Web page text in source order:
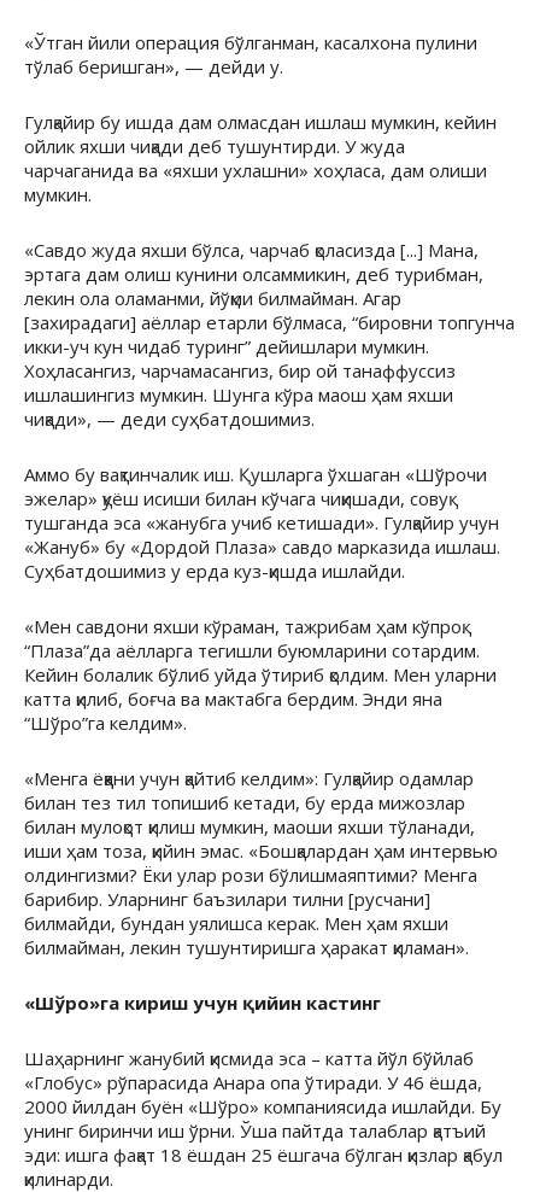
«Ўтган йили операция бўлганман, касалхона пулини
тўлаб беришган», — дейди у.
Гулқайир бу ишда дам олмасдан ишлаш мумкин, кейин
ойлик яхши чиқади деб тушунтирди. У жуда
чарчаганида ва «яхши ухлашни» хоҳласа, дам олиши
мумкин.
«Савдо жуда яхши бўлса, чарчаб қоласизда [...] Мана,
эртага дам олиш кунини олсаммикин, деб турибман,
лекин ола оламанми, йўқми билмайман. Агар
[захирадаги] аёллар етарли бўлмаса, “бировни топгунча
икки-уч кун чидаб туринг” дейишлари мумкин.
Хоҳласангиз, чарчамасангиз, бир ой танаффуссиз
ишлашингиз мумкин. Шунга кўра маош ҳам яхши
чиқади», — деди суҳбатдошимиз.
Аммо бу вақтинчалик иш. Қушларга ўхшаган «Шўрочи
эжелар» қуёш исиши билан кўчага чиқишади, совуқ
тушганда эса «жанубга учиб кетишади». Гулқайир учун
«Жануб» бу «Дордой Плаза» савдо марказида ишлаш.
Суҳбатдошимиз у ерда куз-қишда ишлайди.
«Мен савдони яхши кўраман, тажрибам ҳам кўпроқ.
“Плаза”да аёлларга тегишли буюмларини сотардим.
Кейин болалик бўлиб уйда ўтириб қолдим. Мен уларни
катта қилиб, боғча ва мактабга бердим. Энди яна
“Шўро”га келдим».
«Менга ёққани учун қайтиб келдим»: Гулқайир одамлар
билан тез тил топишиб кетади, бу ерда мижозлар
билан мулоқот қилиш мумкин, маоши яхши тўланади,
иши ҳам тоза, қийин эмас. «Бошқалардан ҳам интервью
олдингизми? Ёки улар рози бўлишмаяптими? Менга
барибир. Уларнинг баъзилари тилни [русчани]
билмайди, бундан уялишса керак. Мен ҳам яхши
билмайман, лекин тушунтиришга ҳаракат қиламан».
«Шўро»га кириш учун қийин кастинг
Шаҳарнинг жанубий қисмида эса – катта йўл бўйлаб
«Глобус» рўпарасида Анара опа ўтиради. У 46 ёшда,
2000 йилдан буён «Шўро» компаниясида ишлайди. Бу
унинг биринчи иш ўрни. Ўша пайтда талаблар қатъий
эди: ишга фақат 18 ёшдан 25 ёшгача бўлган қизлар қабул
қилинарди.